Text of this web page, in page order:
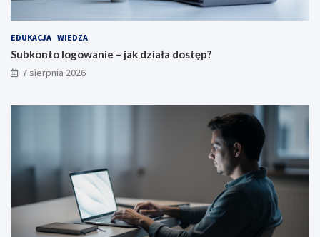
EDUKACJA WIEDZA
Subkonto logowanie – jak działa dostęp?
7 sierpnia 2026